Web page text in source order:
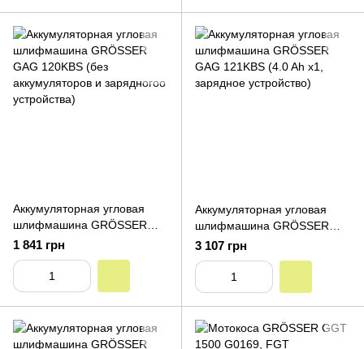
Аккумуляторная угловая
шлифмашина GRÖSSER
GAG 120KBS (без
аккумуляторов и зарядногоо
устройства)
1 841 грн
Аккумуляторная угловая
шлифмашина GRÖSSER
GAG 121KBS (4.0 Ah x1,
зарядное устройство)
3 107 грн